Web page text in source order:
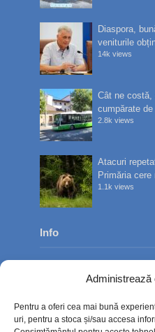
Administrează
Pentru a oferi cea mai bună
uri, pentru a stoca și/sau accesa
Diaspora,
veniturile
14k views
Cât ne costă,
cumpărate
2.8k views
Atacuri
Primăria cere
1.1k views
Info
Contact